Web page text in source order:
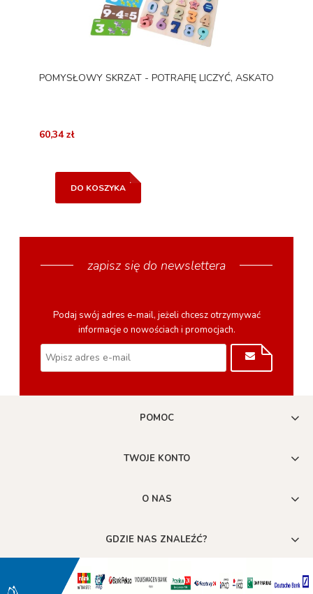
POMYSŁOWY SKRZAT - POTRAFIĘ LICZYĆ, ASKATO
60,34 zł
DO KOSZYKA
zapisz się do newslettera
Podaj swój adres e-mail, jeżeli chcesz otrzymywać
informacje o nowościach i promocjach.
POMOC
TWOJE KONTO
O NAS
GDZIE NAS ZNALEŹĆ?